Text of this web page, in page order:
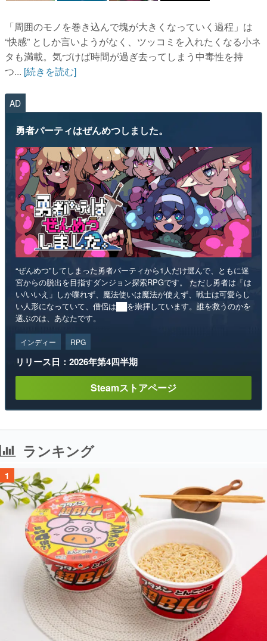
「周囲のモノを巻き込んで塊が大きくなっていく過程」は
“快感” としか言いようがなく、ツッコミを入れたくなる小ネ
タも満載。気づけば時間が過ぎ去ってしまう中毒性を持
つ... [続きを読む]
AD
勇者パーティはぜんめつしました。
“ぜんめつ”してしまった勇者パーティから1人だけ選んで、ともに迷
宮からの脱出を目指すダンジョン探索RPGです。 ただし勇者は「は
い/いいえ」しか喋れず、魔法使いは魔法が使えず、戦士は可愛らし
い人形になっていて、僧侶は██を崇拝しています。誰を救うのかを
選ぶのは、あなたです。
インディー RPG
リリース日：2026年第4四半期
Steamストアページ
ランキング
1